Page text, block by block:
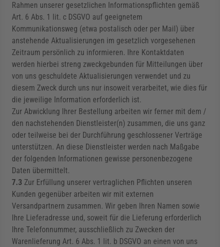
Rahmen unserer gesetzlichen Informationspflichten gemäß
Art. 6 Abs. 1 lit. c DSGVO auf geeignetem
Kommunikationsweg (etwa postalisch oder per Mail) über
anstehende Aktualisierungen im gesetzlich vorgesehenen
Zeitraum persönlich zu informieren. Ihre Kontaktdaten
werden hierbei streng zweckgebunden für Mitteilungen über
von uns geschuldete Aktualisierungen verwendet und zu
diesem Zweck durch uns nur insoweit verarbeitet, wie dies für
die jeweilige Information erforderlich ist.
Zur Abwicklung Ihrer Bestellung arbeiten wir ferner mit dem /
den nachstehenden Dienstleister(n) zusammen, die uns ganz
oder teilweise bei der Durchführung geschlossener Verträge
unterstützen. An diese Dienstleister werden nach Maßgabe
der folgenden Informationen gewisse personenbezogene
Daten übermittelt.
7.3 Zur Erfüllung unserer vertraglichen Pflichten unseren
Kunden gegenüber arbeiten wir mit externen
Versandpartnern zusammen. Wir geben Ihren Namen sowie
Ihre Lieferadresse und, soweit für die Lieferung erforderlich
Ihre Telefonnummer, ausschließlich zu Zwecken der
Warenlieferung Art. 6 Abs. 1 lit. b DSGVO an einen von uns